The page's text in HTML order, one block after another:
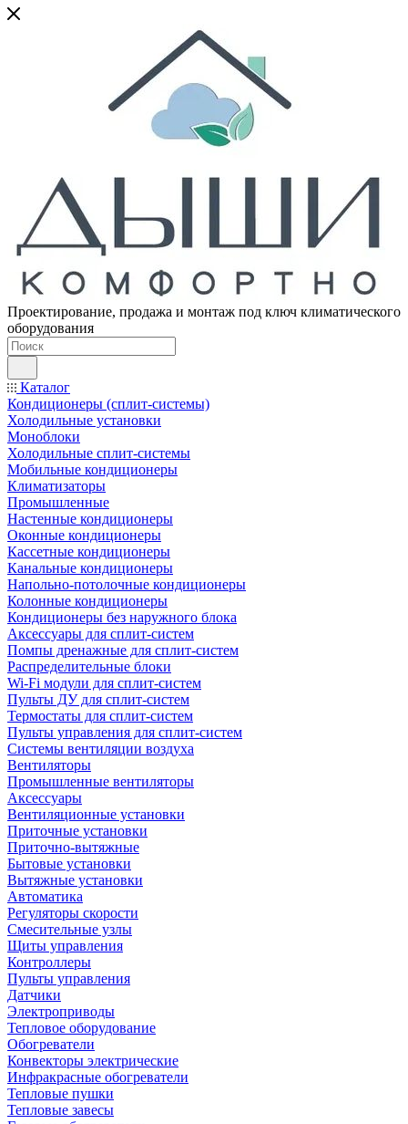
Проектирование, продажа и монтаж под ключ климатического
оборудования
Каталог
Кондиционеры (сплит-системы)
Холодильные установки
Моноблоки
Холодильные сплит-системы
Мобильные кондиционеры
Климатизаторы
Промышленные
Настенные кондиционеры
Оконные кондиционеры
Кассетные кондиционеры
Канальные кондиционеры
Напольно-потолочные кондиционеры
Колонные кондиционеры
Кондиционеры без наружного блока
Аксессуары для сплит-систем
Помпы дренажные для сплит-систем
Распределительные блоки
Wi-Fi модули для сплит-систем
Пульты ДУ для сплит-систем
Термостаты для сплит-систем
Пульты управления для сплит-систем
Системы вентиляции воздуха
Вентиляторы
Промышленные вентиляторы
Аксессуары
Вентиляционные установки
Приточные установки
Приточно-вытяжные
Бытовые установки
Вытяжные установки
Автоматика
Регуляторы скорости
Смесительные узлы
Щиты управления
Контроллеры
Пульты управления
Датчики
Электроприводы
Тепловое оборудование
Обогреватели
Конвекторы электрические
Инфракрасные обогреватели
Тепловые пушки
Тепловые завесы